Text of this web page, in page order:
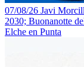
07/08/26 Javi
2030; Buonanotte
Elche en Punta